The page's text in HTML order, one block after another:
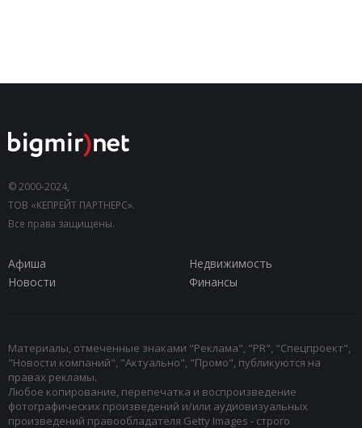
© 2000-2024,
ТОВ «КЕПРЕЙТ ПАРТНЕРС».
Все права защищены.
Афиша
Недвижимость
Новости
Финансы
Материалы, отмеченные знаками "Реклама", "PR", "Спецпроект",
"Новости компаний", "Актуально", "Промо", публикуются на
правах рекламы.
Любое копирование, перепечатка и воспроизведение
фотографических произведений и/или аудиовизуальных
произведений правообладателя Getty Images - строго